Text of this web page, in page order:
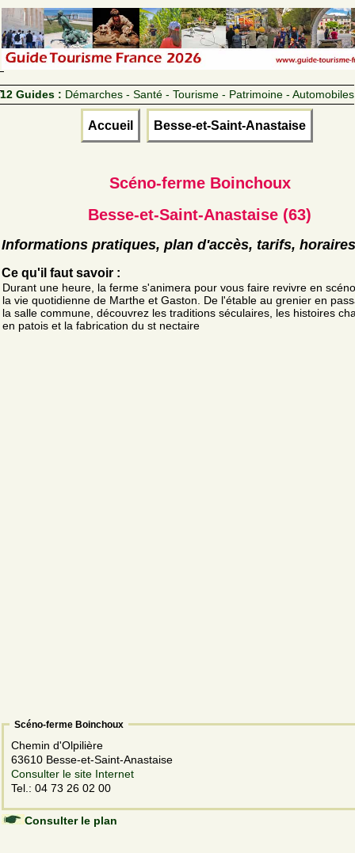
12 Guides : Démarches - Santé - Tourisme - Patrimoine - Automobiles
Accueil Besse-et-Saint-Anastaise
Scéno-ferme Boinchoux
Besse-et-Saint-Anastaise (63)
Informations pratiques, plan d'accès, tarifs, horaires
Ce qu'il faut savoir :
Durant une heure, la ferme s'animera pour vous faire revivre en
la vie quotidienne de Marthe et Gaston. De l'étable au grenier en
la salle commune, découvrez les traditions séculaires, les histoires
en patois et la fabrication du st nectaire
Scéno-ferme Boinchoux
Chemin d'Olpilière
63610 Besse-et-Saint-Anastaise
Consulter le site Internet
Tel.: 04 73 26 02 00
Consulter le plan